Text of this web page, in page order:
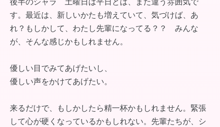
後半のシャラ 土曜日は平日とは、また違う雰囲気で
す。最近は、新しいかたも増えていて、気づけば、あ
れ？もしかして、わたし先輩になってる？？ みんな
が、そんな感じかもしれません。
優しい目でみてあげたいし、
優しい声をかけてあげたい。
来るだけで、もしかしたら精一杯かもしれません。緊張
して心が硬くなっているかもしれない。先輩たちが、シ